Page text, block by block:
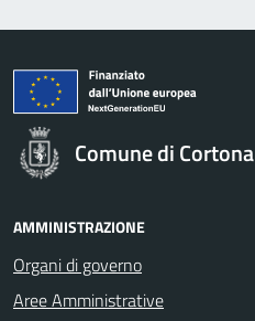
Comune di Cortona
AMMINISTRAZIONE
Organi di governo
Aree Amministrative